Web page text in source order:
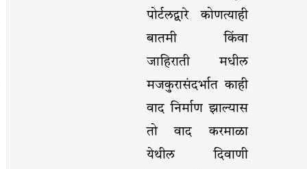
पोर्टलद्वारे कोणत्याही
बातमी किंवा
जाहिराती मधील
मजकुरासंदर्भात काही
वाद निर्माण झाल्यास
तो वाद करमाळा
येथील दिवाणी